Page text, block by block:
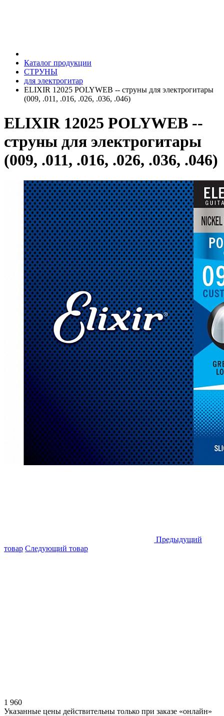
Каталог продукции
СТРУНЫ
для электрогитар
ELIXIR 12025 POLYWEB -- струны для электрогитары
(009, .011, .016, .026, .036, .046)
ELIXIR 12025 POLYWEB --
струны для электрогитары
(009, .011, .016, .026, .036, .046)
Предыдущий
товар Следующий товар
1 960
Указанные цены действительны только при заказе «онлайн»